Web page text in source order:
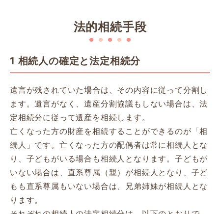
法的相続手段
1 相続人の確定と法定相続分
遺言が残されていた場合は、その内容に従って分割し
ます。遺言がなく、遺産分割協議もしない場合は、法
定相続分に従って遺産を相続します。
亡くなった方の財産を相続することができるのが「相
続人」です。亡くなった方の配偶者は常に相続人とな
り、子どもがいる場合も相続人となります。子どもが
いない場合は、直系尊属（親）が相続人となり、子ど
もも直系尊属もいない場合は、兄弟姉妹が相続人とな
ります。